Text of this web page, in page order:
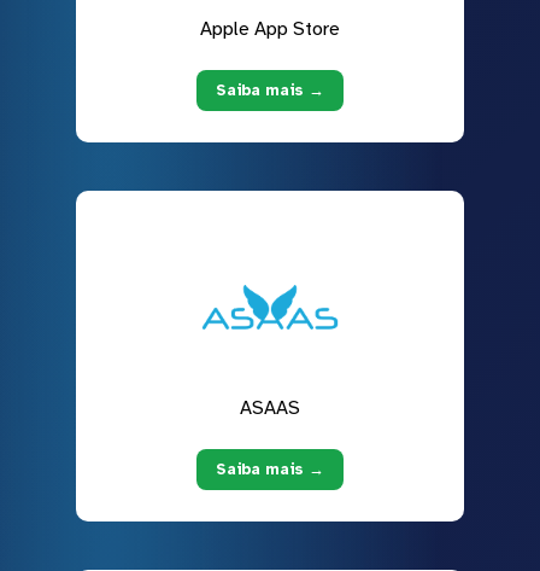
Apple App Store
Saiba mais →
ASAAS
Saiba mais →